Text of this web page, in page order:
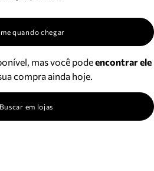
quando chegar
mas você podeencontrar ele
compra ainda hoje.
em lojas